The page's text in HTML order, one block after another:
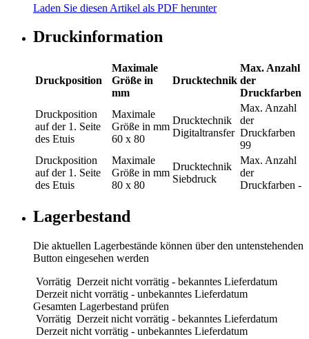
Laden Sie diesen Artikel als PDF herunter
Druckinformation
Druckposition
Maximale
Größe in
mm
Drucktechnik
Max. Anzahl
der
Druckfarben
Druckposition
auf der 1. Seite
des Etuis
Maximale
Größe in mm
60 x 80
Drucktechnik
Digitaltransfer
Max. Anzahl
der
Druckfarben
99
Druckposition
auf der 1. Seite
des Etuis
Maximale
Größe in mm
80 x 80
Drucktechnik
Siebdruck
Max. Anzahl
der
Druckfarben -
Lagerbestand
Die aktuellen Lagerbestände können über den untenstehenden
Button eingesehen werden
Vorrätig Derzeit nicht vorrätig - bekanntes Lieferdatum
Derzeit nicht vorrätig - unbekanntes Lieferdatum
Gesamten Lagerbestand prüfen
Vorrätig Derzeit nicht vorrätig - bekanntes Lieferdatum
Derzeit nicht vorrätig - unbekanntes Lieferdatum